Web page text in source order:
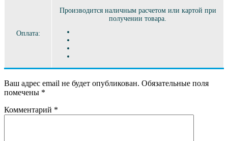
Оплата:
Производится наличным расчетом или картой при
получении товара.
Ваш адрес email не будет опубликован. Обязательные поля
помечены *
Комментарий *